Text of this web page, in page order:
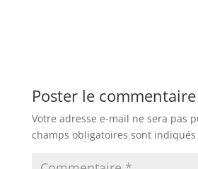
Poster le commentaire
Votre adresse e-mail ne sera pas
champs obligatoires sont indiqués